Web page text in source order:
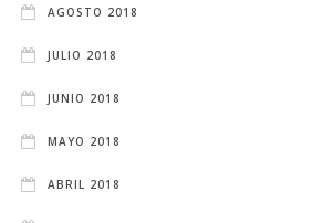
AGOSTO 2018
JULIO 2018
JUNIO 2018
MAYO 2018
ABRIL 2018